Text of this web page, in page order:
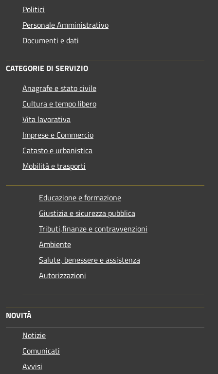
Politici
Personale Amministrativo
Documenti e dati
CATEGORIE DI SERVIZIO
Anagrafe e stato civile
Cultura e tempo libero
Vita lavorativa
Imprese e Commercio
Catasto e urbanistica
Mobilità e trasporti
Educazione e formazione
Giustizia e sicurezza pubblica
Tributi,finanze e contravvenzioni
Ambiente
Salute, benessere e assistenza
Autorizzazioni
NOVITÀ
Notizie
Comunicati
Avvisi